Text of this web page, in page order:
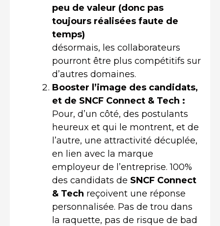
peu de valeur (donc pas
toujours réalisées faute de
temps)
désormais, les collaborateurs
pourront être plus compétitifs sur
d’autres domaines.
Booster l’image des candidats,
et de SNCF Connect & Tech :
Pour, d’un côté, des postulants
heureux et qui le montrent, et de
l’autre, une attractivité décuplée,
en lien avec la marque
employeur de l’entreprise. 100%
des candidats de SNCF Connect
& Tech reçoivent une réponse
personnalisée. Pas de trou dans
la raquette, pas de risque de bad